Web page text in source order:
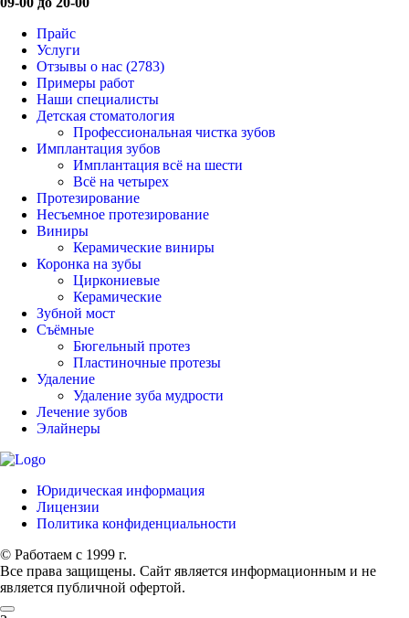
Прайс
Услуги
Отзывы о нас (2783)
Примеры работ
Наши специалисты
Детская стоматология
Профессиональная чистка зубов
Имплантация зубов
Имплантация всё на шести
Всё на четырех
Протезирование
Несъемное протезирование
Виниры
Керамические виниры
Коронка на зубы
Циркониевые
Керамические
Зубной мост
Съёмные
Бюгельный протез
Пластиночные протезы
Удаление
Удаление зуба мудрости
Лечение зубов
Элайнеры
Юридическая информация
Лицензии
Политика конфиденциальности
© Работаем с 1999 г.
Все права защищены. Сайт является информационным и не
является публичной офертой.